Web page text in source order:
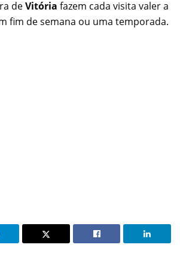
deVitória fazem cada visita valer a
fim de semana ou uma temporada.